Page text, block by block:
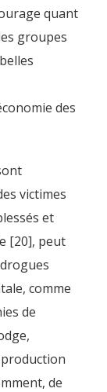
quant
groupes
des
victimes
et
[20], peut
comme
de
de